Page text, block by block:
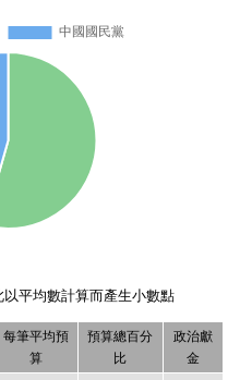
平均數計算而產生小數點
每筆平均預
算
預算總百分
比
政治獻
金